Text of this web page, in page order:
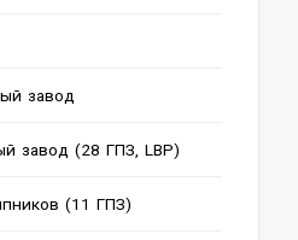
завод
завод (28 ГПЗ, LBP)
(11 ГПЗ)